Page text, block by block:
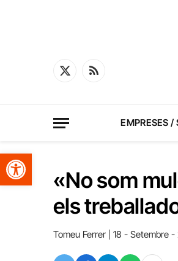
Obre la barra d'eines
X
RSS
EMPRESES /
«No som
els
Tomeu Ferrer 18 - Setembre -